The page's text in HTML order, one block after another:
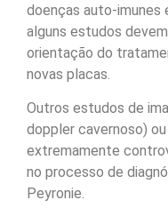
doenças auto-imunes
alguns estudos
orientação do
novas placas.
Outros estudos de
doppler cavernoso)
extremamente
no processo de
Peyronie.